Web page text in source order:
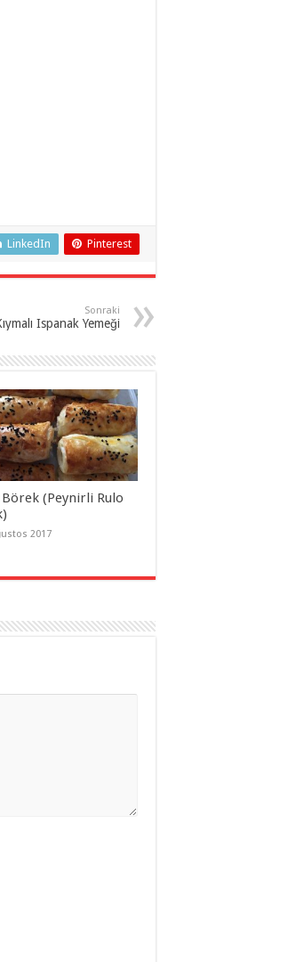
LinkedIn Pinterest
Sonraki
Ispanak Yemeği
Börek (Peynirli Rulo
2017